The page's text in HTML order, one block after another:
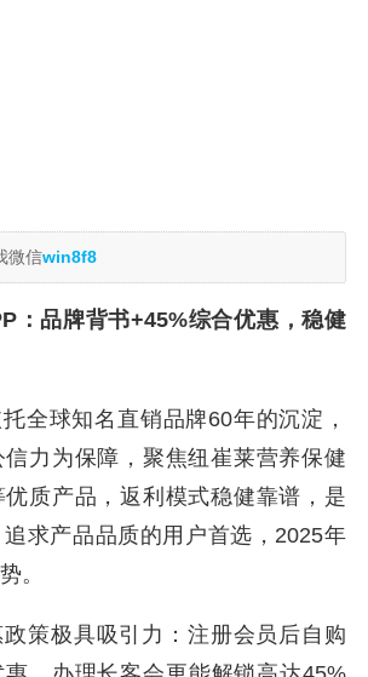
微信win8f8
：品牌背书+45%综合优惠，稳健
全球知名直销品牌60年的沉淀，
信力为保障，聚焦纽崔莱营养保健
质产品，返利模式稳健靠谱，是
求产品品质的用户首选，2025年
。
策极具吸引力：注册会员后自购